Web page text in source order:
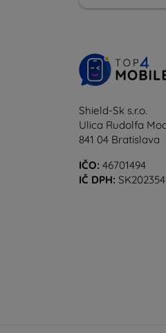
Shield-Sk s.r.o.
Ulica Rudolfa
841 04 Bratislava
IČO: 46701494
IČ DPH: